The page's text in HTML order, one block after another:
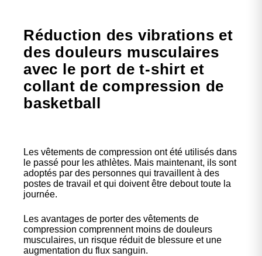
Réduction des vibrations et
des douleurs musculaires
avec le port de t-shirt et
collant de compression de
basketball
Les vêtements de compression ont été utilisés dans
le passé pour les athlètes. Mais maintenant, ils sont
adoptés par des personnes qui travaillent à des
postes de travail et qui doivent être debout toute la
journée.
Les avantages de porter des vêtements de
compression comprennent moins de douleurs
musculaires, un risque réduit de blessure et une
augmentation du flux sanguin.